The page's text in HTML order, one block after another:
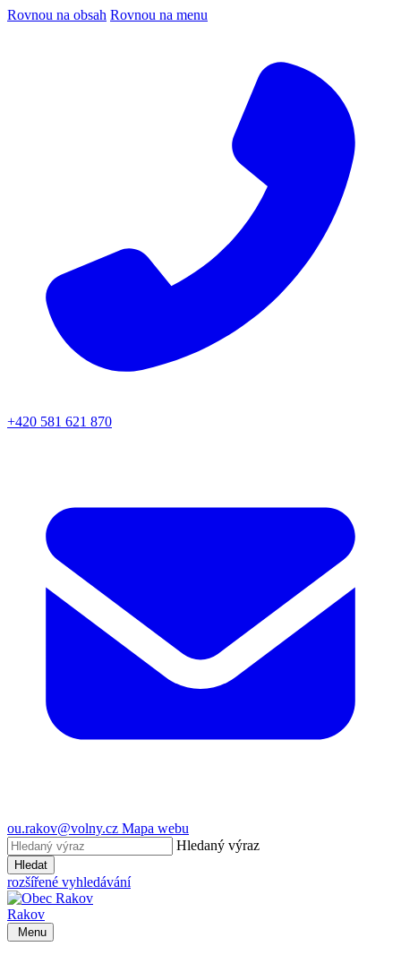
Rovnou na obsah Rovnou na menu
+420 581 621 870
ou.rakov@volny.cz Mapa webu
Hledaný výraz
Hledat
rozšířené vyhledávání
Rakov
Menu